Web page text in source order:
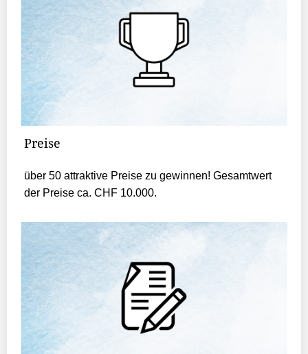
Preise
über 50 attraktive Preise zu gewinnen! Gesamtwert
der Preise ca. CHF 10.000.